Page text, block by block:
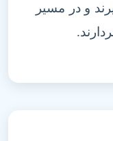
و در مسیر